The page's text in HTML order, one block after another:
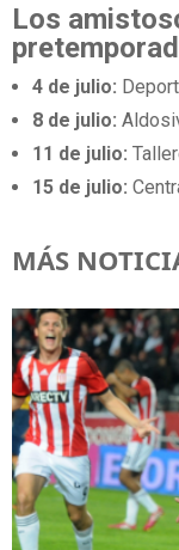
Los
4 de julio:
8 de julio:
11 de julio:
15 de julio:
MÁS